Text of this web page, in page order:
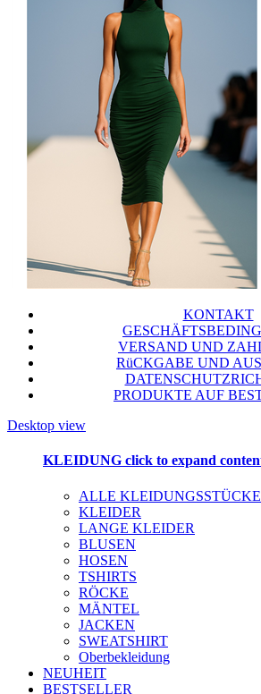
KONTAKT
VERSAND UND
RüCKGABE UND
PRODUKTE AUF
Desktop view
KLEIDUNG click to expand
ALLE KLEIDUNGSSTÜCKE
KLEIDER
LANGE KLEIDER
BLUSEN
HOSEN
TSHIRTS
RÖCKE
MÄNTEL
JACKEN
SWEATSHIRT
Oberbekleidung
NEUHEIT
BESTSELLER